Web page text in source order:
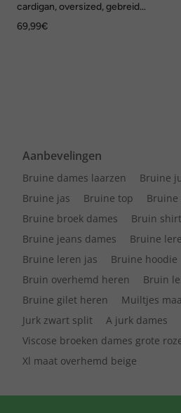
cardigan, oversized, gebreid
69,99€
Aanbevelingen
Bruine dames laarzen Bruine
Bruine jas
Bruine top
Bruine
Bruine broek dames
Bruin
Bruine jeans dames
Bruine
Bruine leren jas
Bruine hoodie
Bruin overhemd heren
Bruin
Bruine gilet heren
Muiltjes
Jurk zwart split
A jurk dames
Viscose broeken dames grote
Xl maat overhemd beige